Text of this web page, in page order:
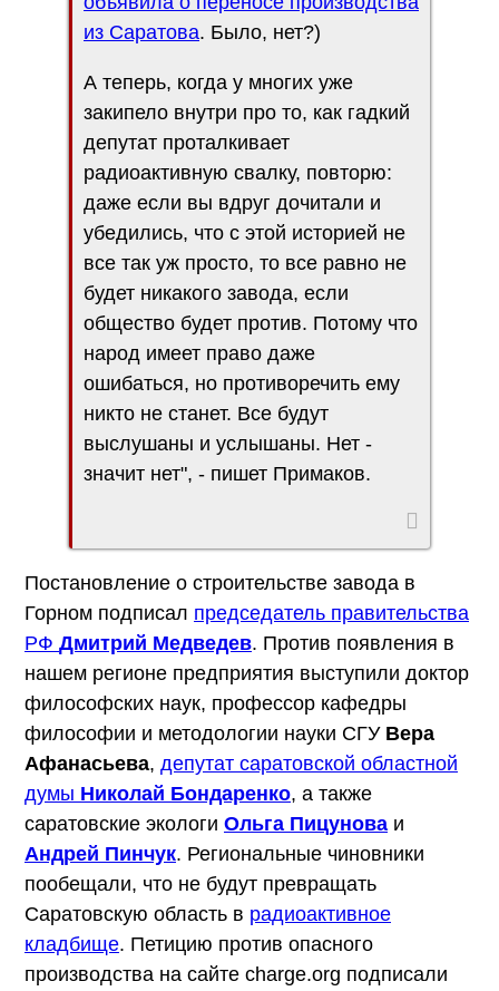
из Саратова. Было, нет?)
А теперь, когда у многих уже
закипело внутри про то, как гадкий
депутат проталкивает
радиоактивную свалку, повторю:
даже если вы вдруг дочитали и
убедились, что с этой историей не
все так уж просто, то все равно не
будет никакого завода, если
общество будет против. Потому что
народ имеет право даже
ошибаться, но противоречить ему
никто не станет. Все будут
выслушаны и услышаны. Нет -
значит нет", - пишет Примаков.
Постановление о строительстве завода в
Горном подписал председатель правительства
РФ Дмитрий Медведев. Против появления в
нашем регионе предприятия выступили доктор
философских наук, профессор кафедры
философии и методологии науки СГУ Вера
Афанасьева, депутат саратовской областной
думы Николай Бондаренко, а также
саратовские экологи Ольга Пицунова и
Андрей Пинчук. Региональные чиновники
пообещали, что не будут превращать
Саратовскую область в радиоактивное
кладбище. Петицию против опасного
производства на сайте charge.org подписали